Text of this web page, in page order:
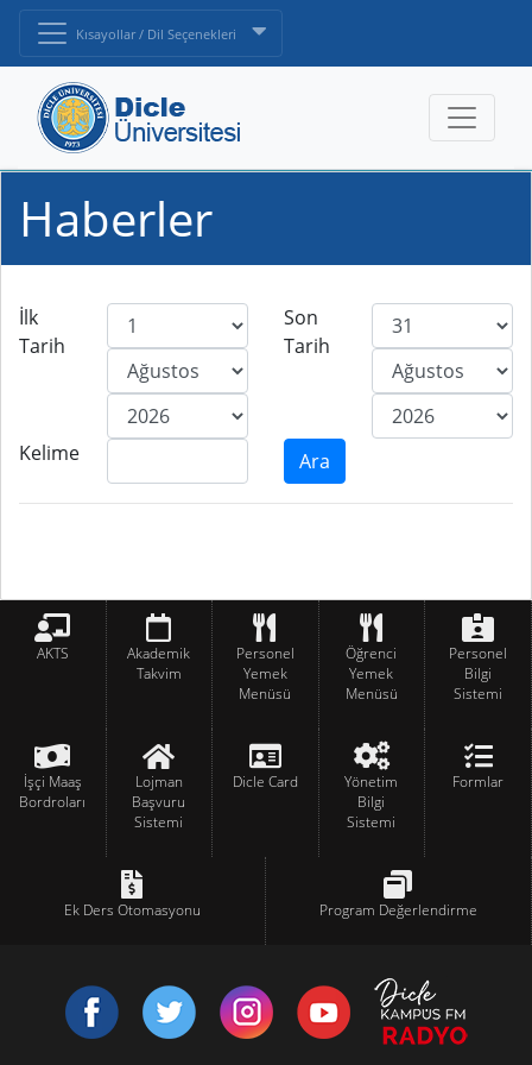
Kısayollar / Dil Seçenekleri
Haberler
İlk
Tarih
Son
Tarih
Kelime
AKTS
Akademik
Takvim
Personel
Yemek
Menüsü
Öğrenci
Yemek
Menüsü
Personel
Bilgi
Sistemi
İşçi Maaş
Bordroları
Lojman
Başvuru
Sistemi
Dicle Card
Yönetim
Bilgi
Sistemi
Formlar
Ek Ders Otomasyonu Program Değerlendirme